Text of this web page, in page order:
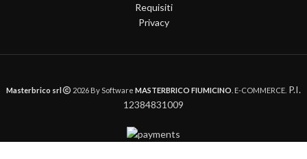
Requisiti
Privacy
Masterbrico srl 2026 By Software MASTERBRICO FIUMICINO . E-COMMERCE. P.I.
12384831009